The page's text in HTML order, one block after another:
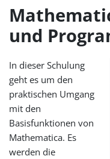
und
In dieser Schulung
geht es um den
praktischen Umgang
mit den
Basisfunktionen von
Mathematica. Es
werden die